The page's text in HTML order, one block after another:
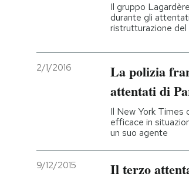
Il gruppo
durante gli
ristrutturazione del
2/1/2016
La polizia
attentati di
Il New York Times
efficace in
un suo agente
9/12/2015 Il terzo